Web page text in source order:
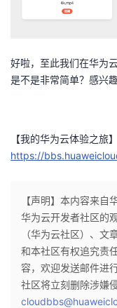
好啦，至此我们在华为
是不是非常简单？感兴
【我的华为云体验之旅
https://
【声明】本内容来自
华为云开发者社区的
（华为云社区）、
和本社区有权追究责
容，欢迎发送邮件进
社区将立刻删除涉嫌